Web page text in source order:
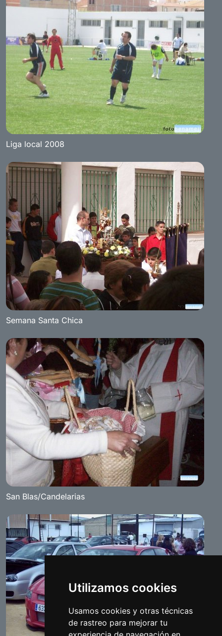
Utilizamos cookies
Usamos cookies y otras técnicas
de rastreo para mejorar tu
Liga local 2008
Semana Santa Chica
San Blas/Candelarias